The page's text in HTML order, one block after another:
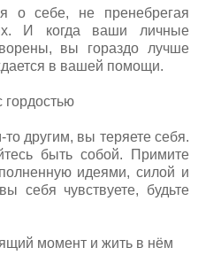
о себе, не пренебрегая
И когда ваши личные
вы гораздо лучше
в вашей помощи.
гордостью
другим, вы теряете себя.
быть собой. Примите
идеями, силой и
себя чувствуете, будьте
момент и жить в нём